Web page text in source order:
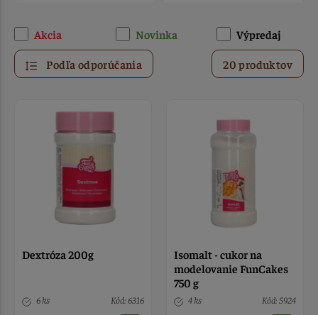
Akcia Novinka Výpredaj
Podľa odporúčania 20 produktov
Dextróza 200g
6 ks Kód: 6316
Isomalt - cukor na
modelovanie FunCakes
750 g
4 ks Kód: 5924